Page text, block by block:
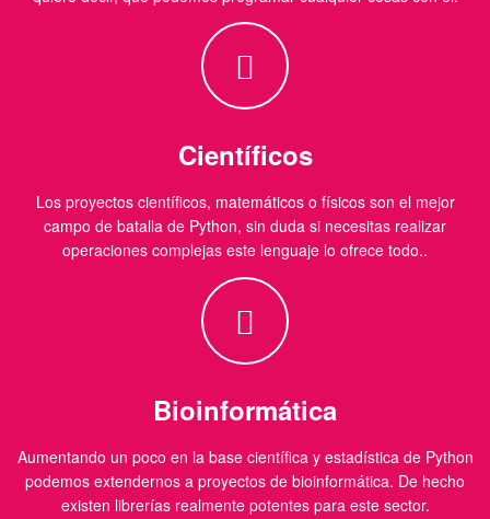
Científicos
Los proyectos científicos, matemáticos o físicos son el mejor
campo de batalla de Python, sin duda si necesitas realizar
operaciones complejas este lenguaje lo ofrece todo..
Bioinformática
Aumentando un poco en la base científica y estadística de Python
podemos extendernos a proyectos de bioinformática. De hecho
existen librerías realmente potentes para este sector.